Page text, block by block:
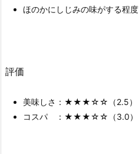
ほのかにしじみの味がする程度
評価
美味しさ：★★★☆☆（2.5）
コスパ ：★★★☆☆（3.0）